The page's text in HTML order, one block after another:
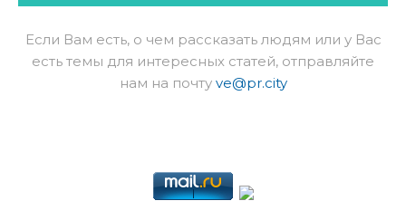
Если Вам есть, о чем рассказать людям или у Вас
есть темы для интересных статей, отправляйте
нам на почту ve@pr.city